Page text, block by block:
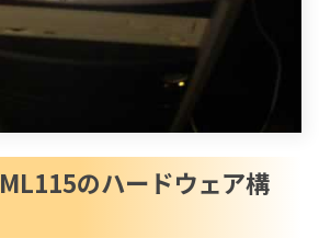
のハードウェア構